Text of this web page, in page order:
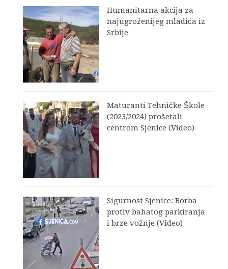
Humanitarna akcija za
najugroženijeg mladića iz
Srbije
Maturanti Tehničke Škole
(2023/2024) prošetali
centrom Sjenice (Video)
Sigurnost Sjenice: Borba
protiv bahatog parkiranja
i brze vožnje (Video)